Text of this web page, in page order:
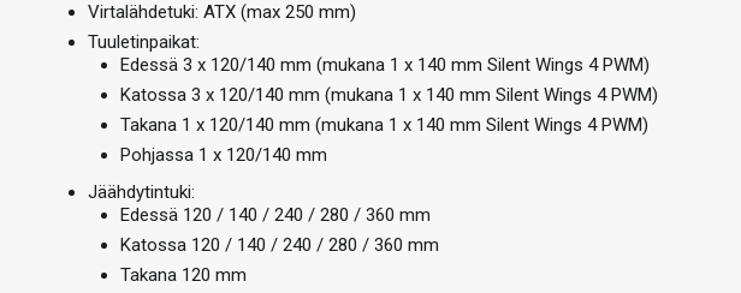
Virtalähdetuki: ATX (max 250 mm)
Tuuletinpaikat:
Edessä 3 x 120/140 mm (mukana 1 x 140 mm Silent Wings 4 PWM)
Katossa 3 x 120/140 mm (mukana 1 x 140 mm Silent Wings 4 PWM)
Takana 1 x 120/140 mm (mukana 1 x 140 mm Silent Wings 4 PWM)
Pohjassa 1 x 120/140 mm
Jäähdytintuki:
Edessä 120 / 140 / 240 / 280 / 360 mm
Katossa 120 / 140 / 240 / 280 / 360 mm
Takana 120 mm